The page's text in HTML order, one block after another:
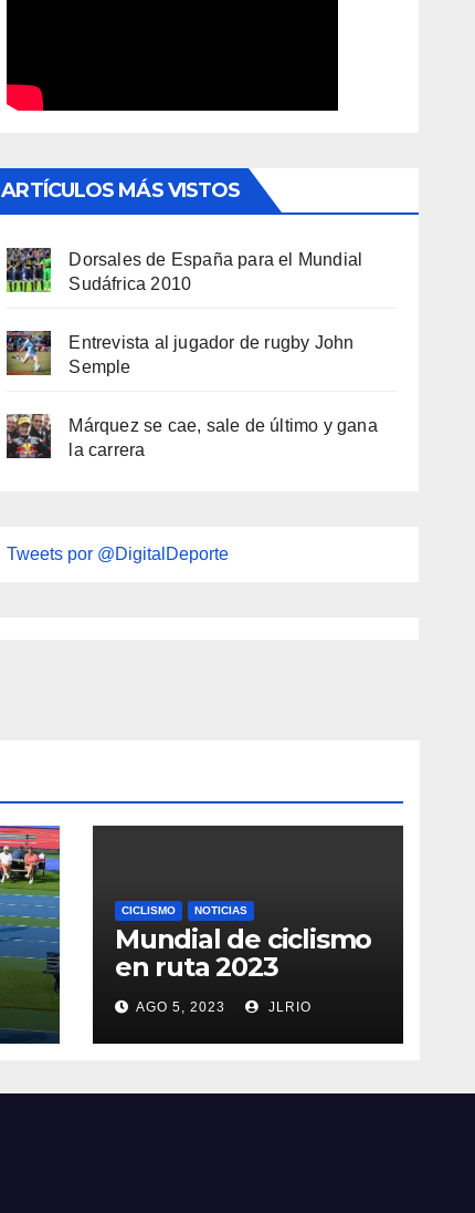
ARTÍCULOS MÁS VISTOS
Dorsales de España para el Mundial
Sudáfrica 2010
Entrevista al jugador de rugby John
Semple
Márquez se cae, sale de último y gana
la carrera
Tweets por @DigitalDeporte
CICLISMO NOTICIAS
Mundial de ciclismo
en ruta 2023
AGO 5, 2023 JLRIO